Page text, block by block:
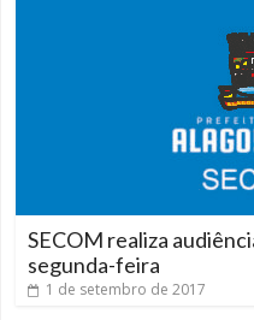
SECOM realiza
segunda-feira
1 de setembro de 2017